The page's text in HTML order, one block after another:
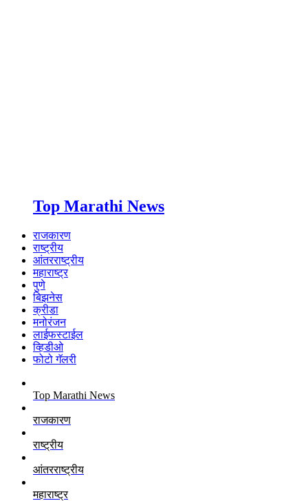
Top Marathi News
राजकारण
राष्ट्रीय
आंतरराष्ट्रीय
महाराष्ट्र
पुणे
बिझनेस
क्रीडा
मनोरंजन
लाईफस्टाईल
व्हिडीओ
फोटो गॅलरी
Top Marathi News
राजकारण
राष्ट्रीय
आंतरराष्ट्रीय
महाराष्ट्र